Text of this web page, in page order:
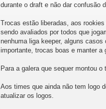
durante o draft e não dar confusão
Trocas estão liberadas, aos
sendo avaliados por todos que
nenhuma liga keeper, alguns
importante, trocas boas e manter a
Para a galera que sequer montou
Aos times que ainda não tem logo
atualizar os logos.